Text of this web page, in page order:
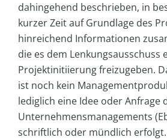
dahingehend beschrieben, in
kurzer Zeit auf Grundlage des
hinreichend Informationen
die es dem Lenkungsausschuss
Projektinitiierung freizugeben.
ist noch kein
lediglich eine Idee oder Anfrage
Unternehmensmanagements
schriftlich oder mündlich